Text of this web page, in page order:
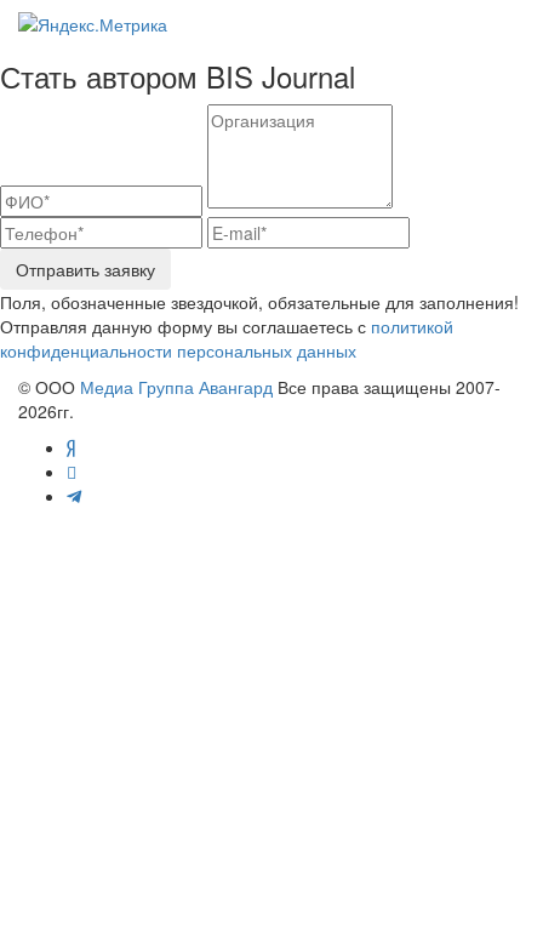
Стать автором BIS Journal
Отправить заявку
Поля, обозначенные звездочкой, обязательные для заполнения!
Отправляя данную форму вы соглашаетесь с политикой
конфиденциальности персональных данных
© ООО Медиа Группа Авангард Все права защищены 2007-
2026гг.